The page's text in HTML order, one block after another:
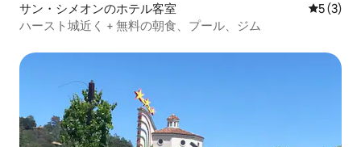
サン・シメオンのホテル客室 レビュー
5 (3)
ハースト城近く + 無料の朝食、プール、ジム